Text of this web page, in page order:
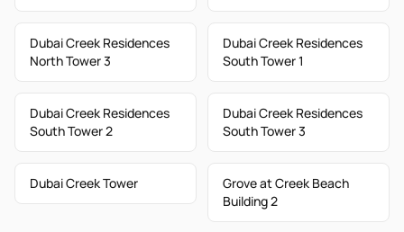
Dubai Creek Residences
North Tower 3
Dubai Creek Residences
South Tower 1
Dubai Creek Residences
South Tower 2
Dubai Creek Residences
South Tower 3
Dubai Creek Tower
Grove at Creek Beach
Building 2